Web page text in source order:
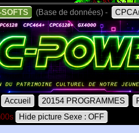
(Base de données) -
Accueil 20154 PROGRAMMES
Hide picture Sexe : OFF